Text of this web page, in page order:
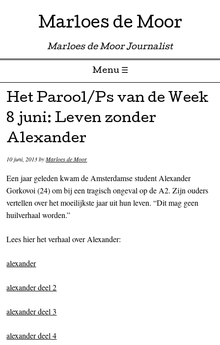
Marloes de Moor
Marloes de Moor Journalist
Menu ☰
Skip to content
Het Parool/Ps van de Week
8 juni: Leven zonder
Alexander
10 juni, 2013byMarloes de Moor
Een jaar geleden kwam de Amsterdamse student Alexander
Gorkovoi (24) om bij een tragisch ongeval op de A2. Zijn ouders
vertellen over het moeilijkste jaar uit hun leven. “Dit mag geen
huilverhaal worden.”
Lees hier het verhaal over Alexander:
alexander
alexander deel 2
alexander deel 3
alexander deel 4